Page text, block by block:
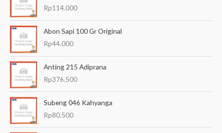
u
Rp114.000
Abon Sapi 100 Gr Original
Rp44.000
Anting 215 Adiprana
Rp376.500
Subeng 046 Kahyanga
Rp80.500